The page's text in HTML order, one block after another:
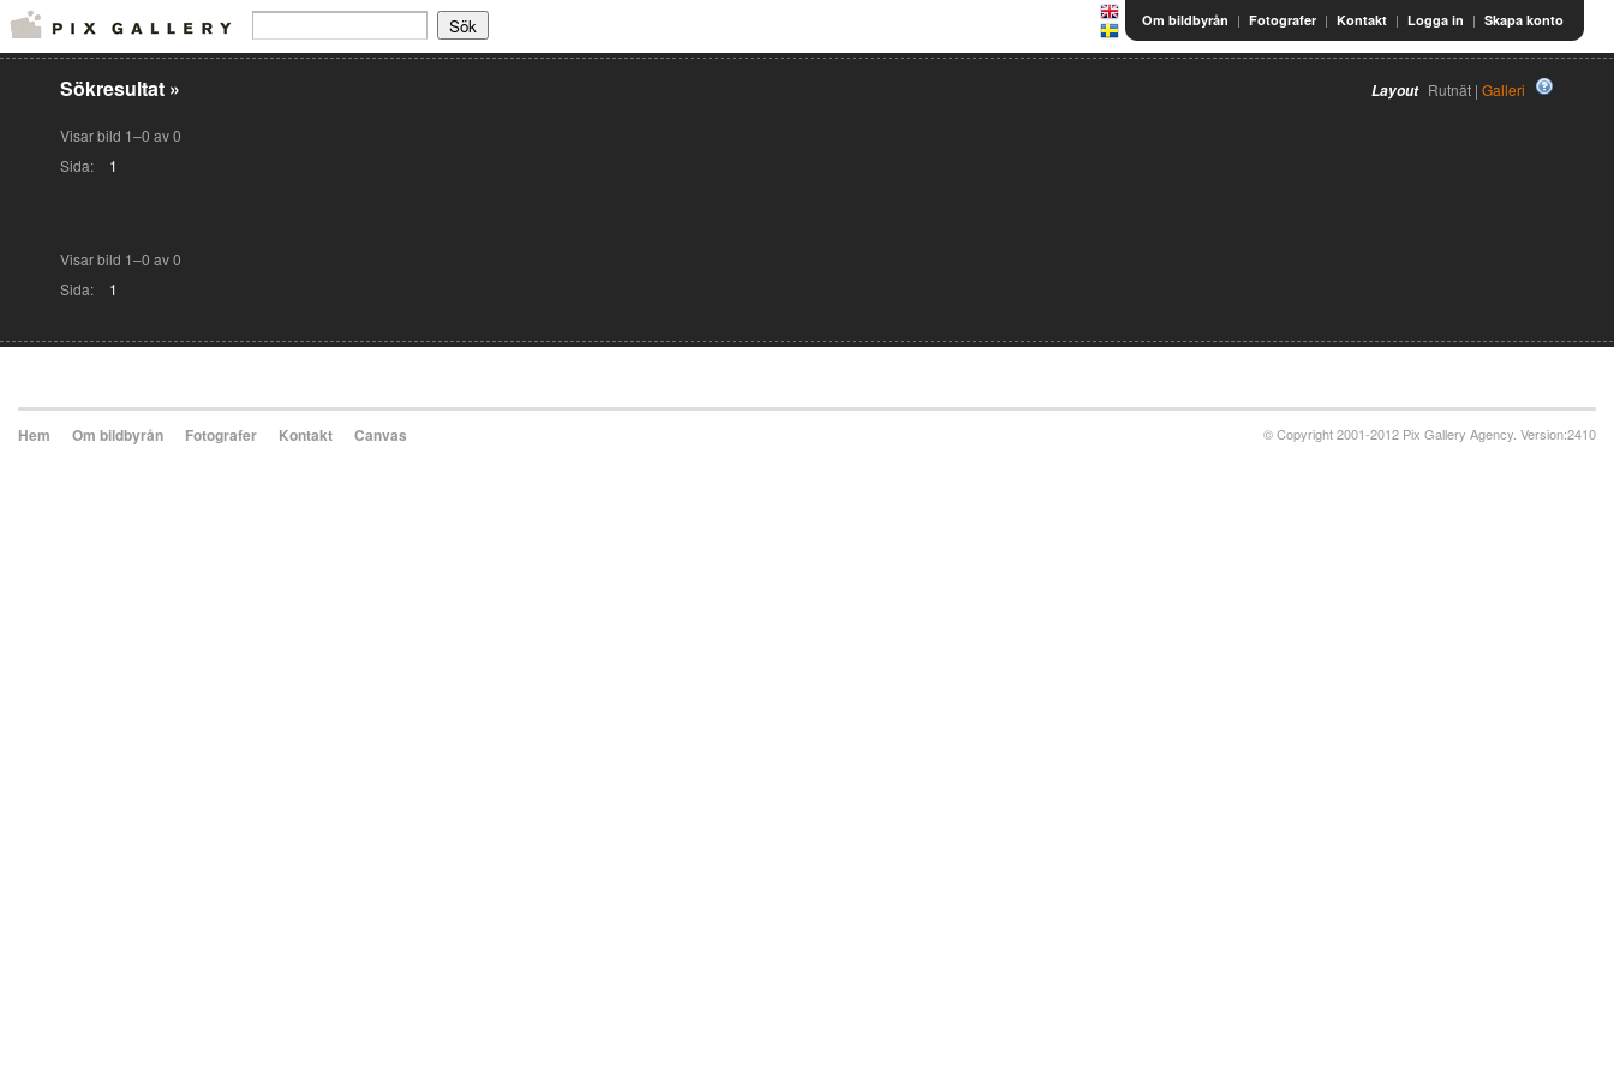
Om bildbyrån | Fotografer | Kontakt | Logga in | Skapa konto
Layout Rutnät | Galleri
Sökresultat »
Visar bild 1–0 av 0
Sida:
1
Visar bild 1–0 av 0
Sida:
1
Hem Om bildbyrån Fotografer Kontakt Canvas © Copyright 2001-2012 Pix Gallery Agency. Version:2410